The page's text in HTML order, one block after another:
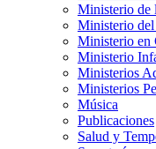
Ministerio de
Ministerio
Ministerio en
Ministerio
Ministerios
Ministerios
Música
Publicaciones
Salud y